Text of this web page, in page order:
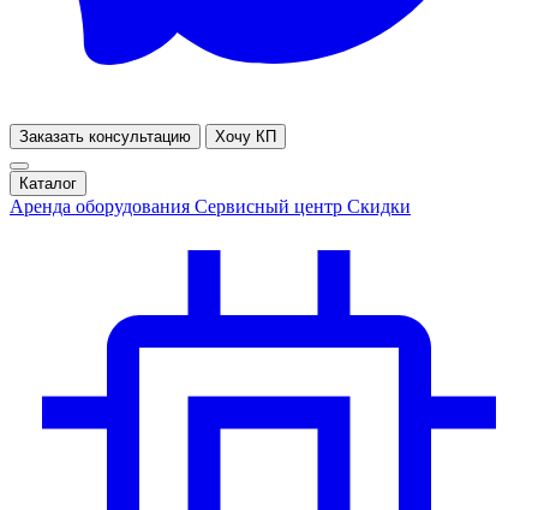
Заказать консультацию Хочу КП
Каталог
Аренда оборудования Сервисный центр Скидки